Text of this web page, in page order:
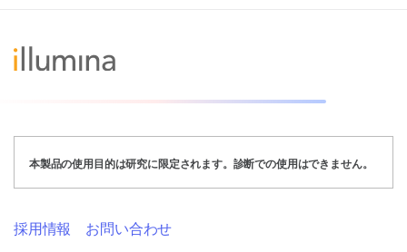
本製品の使用目的は研究に限定されます。診断での使用はできません。
採用情報 お問い合わせ